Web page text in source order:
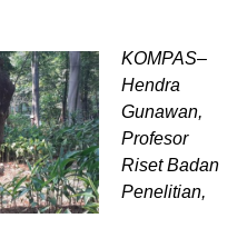
KOMPAS–
Hendra
Gunawan,
Profesor
Riset Badan
Penelitian,